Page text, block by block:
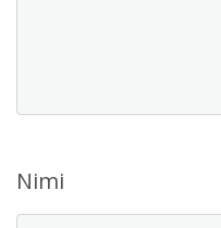
Nimi